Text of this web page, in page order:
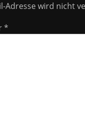
Adresse wird nicht
*